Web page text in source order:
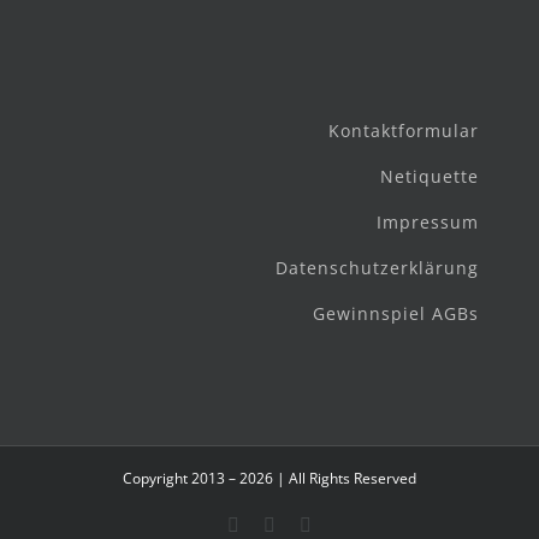
Kontaktformular
Netiquette
Impressum
Datenschutzerklärung
Gewinnspiel AGBs
Copyright 2013 – 2026 | All Rights Reserved
FacebookInstagram